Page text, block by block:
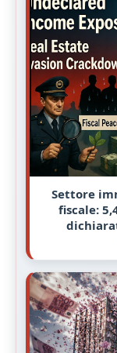
Settore
fiscale: